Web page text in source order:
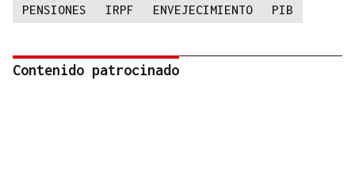
PENSIONES IRPF ENVEJECIMIENTO PIB
Contenido patrocinado